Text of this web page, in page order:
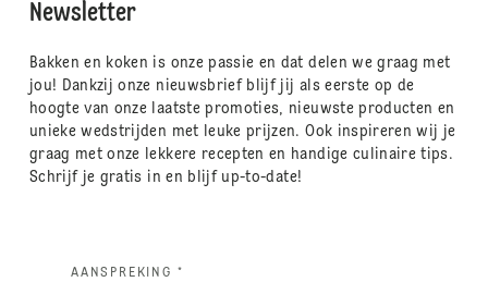
Newsletter
Bakken en koken is onze passie en dat delen we graag met
jou! Dankzij onze nieuwsbrief blijf jij als eerste op de
hoogte van onze laatste promoties, nieuwste producten en
unieke wedstrijden met leuke prijzen. Ook inspireren wij je
graag met onze lekkere recepten en handige culinaire tips.
Schrijf je gratis in en blijf up-to-date!
AANSPREKING *